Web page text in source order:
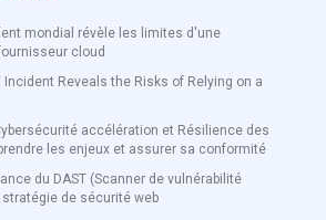
mondial révèle les limites d'une
cloud
Incident Reveals the Risks of Relying on a
accélération et Résilience des
les enjeux et assurer sa conformité
du DAST (Scanner de vulnérabilité
de sécurité web